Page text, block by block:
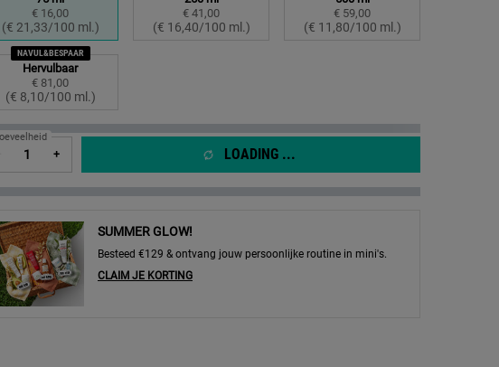
- Hydraterende Bodylotion - Afbeelding inzoomen
Geselecteerd
€ 16,00
(€ 21,33/100 ml.)
, 1 of 4 Geselecteerd
€ 41,00
(€ 16,40/100 ml.)
, 2 of 4 Geselecteerd
€ 59,00
(€ 11,80/100 ml.)
, 3 of 4
Geselecteerd
Hervulbaar
€ 81,00
(€ 8,10/100 ml.)
NAVUL&BESPAAR
, 4 of 4
+ LOADING ...
SUMMER GLOW!
Besteed €129 & ontvang jouw persoonlijke routine in mini's.
CLAIM JE KORTING